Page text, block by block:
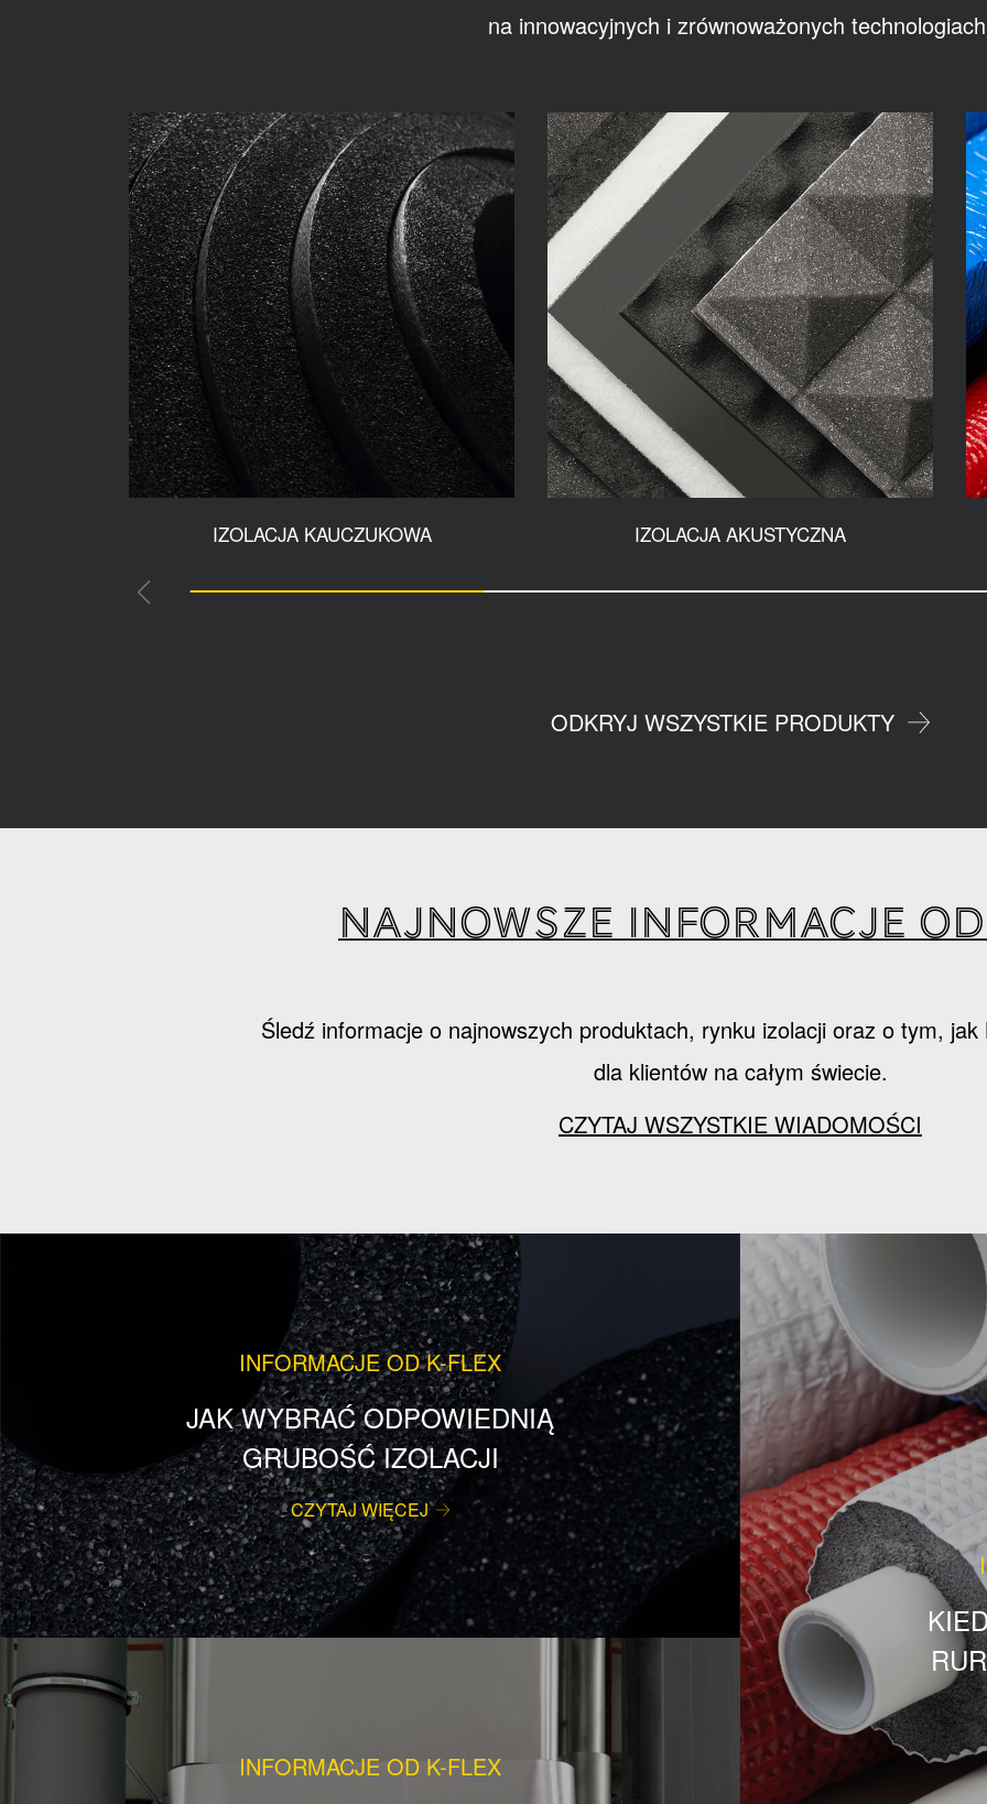
na innowacyjnych i zrównoważonych
IZOLACJA KAUCZUKOWA IZOLACJA AKUSTYCZNA
ODKRYJ WSZYSTKIE PRODUKTY
Najnowsze informacje od
Śledź informacje o najnowszych produktach, rynku izolacji oraz o tym, jak
dla klientów na całym świecie.
CZYTAJ WSZYSTKIE WIADOMOŚCI
INFORMACJE OD K-FLEX
JAK WYBRAĆ ODPOWIEDNIĄ
GRUBOŚĆ IZOLACJI
CZYTAJ WIĘCEJ
INFORMACJE OD K-FLEX